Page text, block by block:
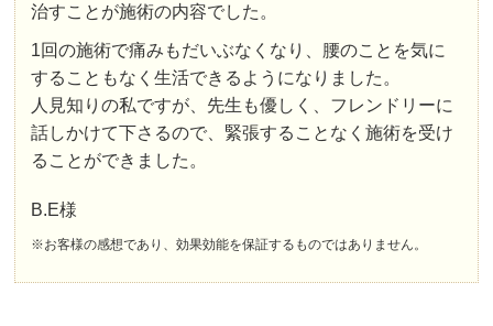
治すことが施術の内容でした。
1回の施術で痛みもだいぶなくなり、腰のことを気に
することもなく生活できるようになりました。
人見知りの私ですが、先生も優しく、フレンドリーに
話しかけて下さるので、緊張することなく施術を受け
ることができました。
B.E様
※お客様の感想であり、効果効能を保証するものではありません。